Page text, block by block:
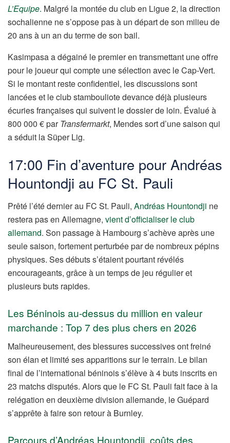
L’Equipe. Malgré la montée du club en Ligue 2, la direction
sochalienne ne s’oppose pas à un départ de son milieu de
20 ans à un an du terme de son bail.
Kasimpasa a dégainé le premier en transmettant une offre
pour le joueur qui compte une sélection avec le Cap-Vert.
Si le montant reste confidentiel, les discussions sont
lancées et le club stambouliote devance déjà plusieurs
écuries françaises qui suivent le dossier de loin. Évalué à
800 000 € par Transfermarkt, Mendes sort d’une saison qui
a séduit la Süper Lig.
17:00 Fin d’aventure pour Andréas
Hountondji au FC St. Pauli
Prêté l’été dernier au FC St. Pauli, Andréas Hountondji ne
restera pas en Allemagne, vient d’officialiser le club
allemand. Son passage à Hambourg s’achève après une
seule saison, fortement perturbée par de nombreux pépins
physiques. Ses débuts s’étaient pourtant révélés
encourageants, grâce à un temps de jeu régulier et
plusieurs buts rapides.
Les Béninois au-dessus du million en valeur
marchande : Top 7 des plus chers en 2026
Malheureusement, des blessures successives ont freiné
son élan et limité ses apparitions sur le terrain. Le bilan
final de l’international béninois s’élève à 4 buts inscrits en
23 matchs disputés. Alors que le FC St. Pauli fait face à la
relégation en deuxième division allemande, le Guépard
s’apprête à faire son retour à Burnley.
Parcours d’Andréas Hountondji, coûts des